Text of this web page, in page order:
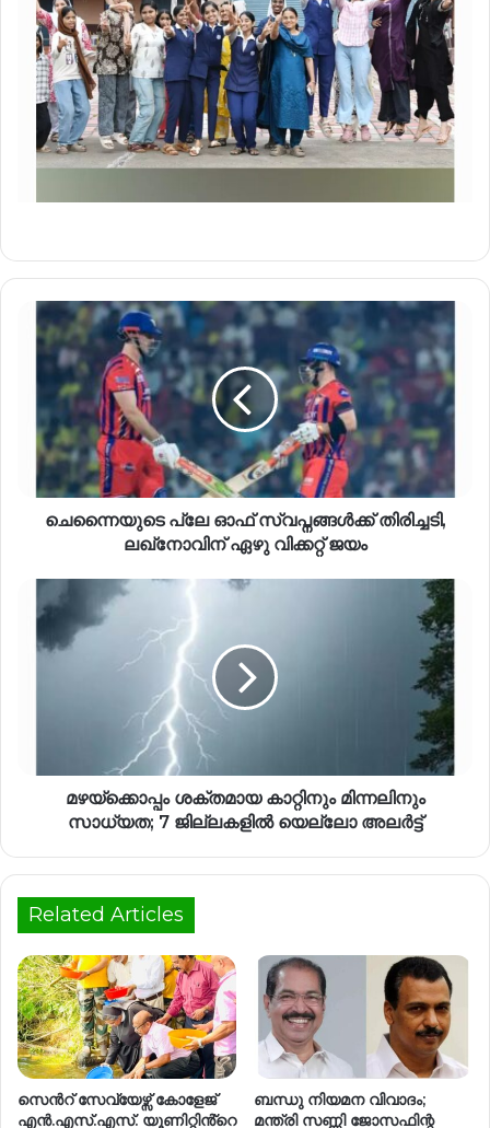
ചെന്നൈയുടെ പ്ലേ ഓഫ് സ്വപ്നങ്ങൾക്ക് തിരിച്ചടി,
ലഖ്നോവിന് ഏഴു വിക്കറ്റ് ജയം
മഴയ്‌ക്കൊപ്പം ശക്തമായ കാറ്റിനും മിന്നലിനും
സാധ്യത; 7 ജില്ലകളിൽ യെല്ലോ അലർട്ട്
Related Articles
സെൻറ് സേവ്യേഴ്സ് കോളേജ്
എൻ.എസ്.എസ്. യൂണിറ്റിൻ്റെ
ബന്ധു നിയമന വിവാദം;
മന്ത്രി സണ്ണി ജോസഫിന്റ